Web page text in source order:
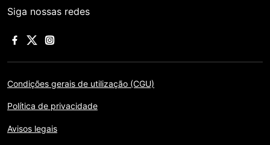
Siga nossas redes
Condições gerais de utilização (CGU)
Política de privacidade
Avisos legais